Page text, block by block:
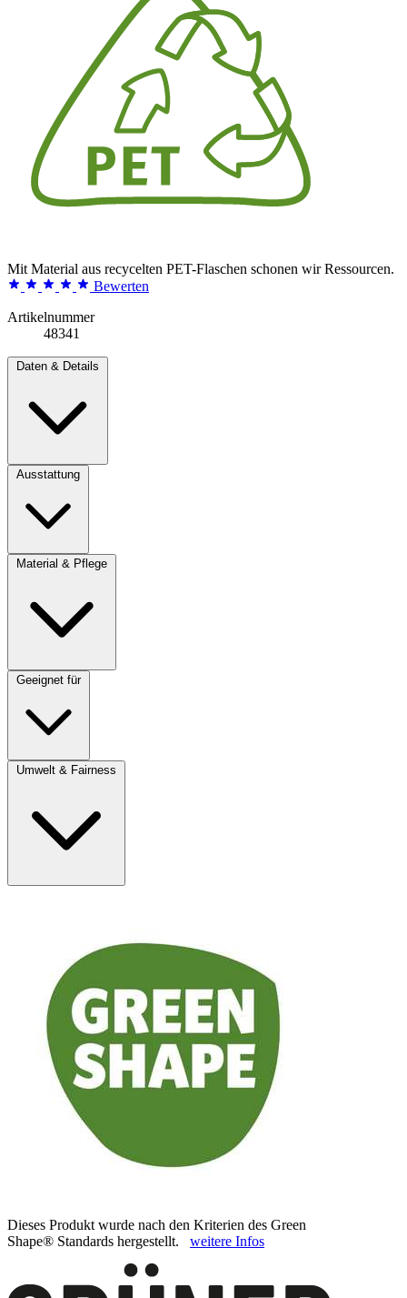
Mit Material aus recycelten PET-Flaschen schonen wir Ressourcen.
Bewerten
Artikelnummer
48341
Daten & Details
Ausstattung
Material & Pflege
Geeignet für
Umwelt & Fairness
Dieses Produkt wurde nach den Kriterien des Green
Shape® Standards hergestellt. weitere Infos